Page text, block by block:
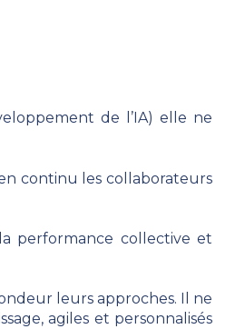
de l’IA) elle ne
continu les collaborateurs
performance collective et
leurs approches. Il ne
agiles et personnalisés